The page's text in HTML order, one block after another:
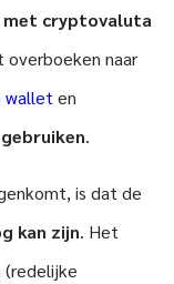
met cryptovaluta
naar
walleten
.
is dat de
kan zijn. Het